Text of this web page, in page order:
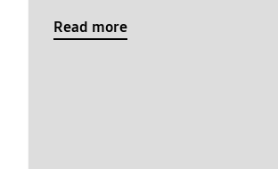
Read more